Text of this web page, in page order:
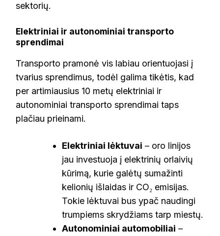
sektorių.
Elektriniai ir autonominiai transporto
sprendimai
Transporto pramonė vis labiau orientuojasi į
tvarius sprendimus, todėl galima tikėtis, kad
per artimiausius 10 metų elektriniai ir
autonominiai transporto sprendimai taps
plačiau prieinami.
Elektriniai lėktuvai – oro linijos
jau investuoja į elektrinių orlaivių
kūrimą, kurie galėtų sumažinti
kelionių išlaidas ir CO₂ emisijas.
Tokie lėktuvai bus ypač naudingi
trumpiems skrydžiams tarp miestų.
Autonominiai automobiliai –